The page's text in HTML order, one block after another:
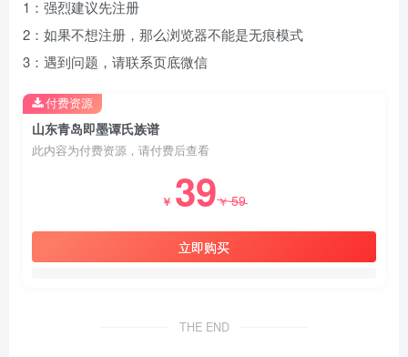
1：强烈建议先注册
2：如果不想注册，那么浏览器不能是无痕模式
3：遇到问题，请联系页底微信
山东青岛即墨谭氏族谱
此内容为付费资源，请付费后查看
￥ 39￥59
立即购买
付费资源
THE END